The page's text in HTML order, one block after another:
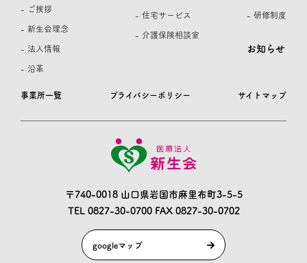
〒740-0018 山口県岩国市麻里布町3-5-5
TEL 0827-30-0700FAX 0827-30-0702
googleマップ
事業所一覧 プライバシーポリシー サイトマップ
- ご挨拶
- 新生会理念
- 法人情報
- 沿革
- 住宅サービス
- 介護保険相談室
- 研修制度
お知らせ